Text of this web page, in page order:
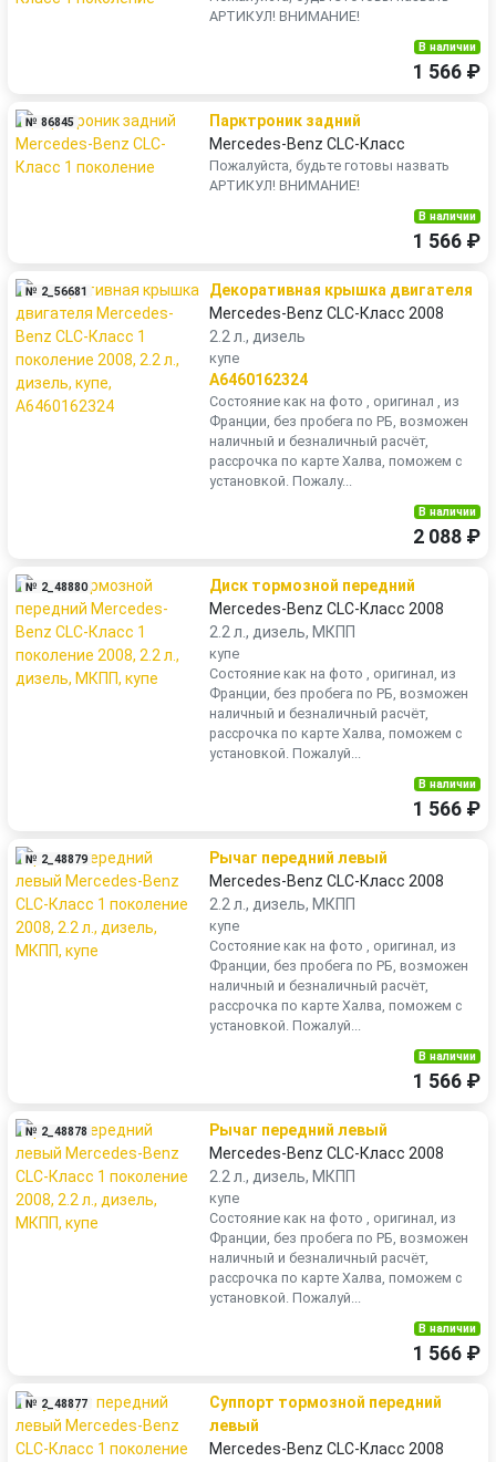
АРТИКУЛ! ВНИМАНИЕ!
В наличии
1 566 ₽
№ 86845
Парктроник задний
Mercedes-Benz CLC-Класс
Пожалуйста, будьте готовы назвать
АРТИКУЛ! ВНИМАНИЕ!
В наличии
1 566 ₽
№ 2_56681
Декоративная крышка двигателя
Mercedes-Benz CLC-Класс 2008
2.2 л., дизель
купе
A6460162324
Состояние как на фото , оригинал , из
Франции, без пробега по РБ, возможен
наличный и безналичный расчёт,
рассрочка по карте Халва, поможем с
установкой. Пожалу...
В наличии
2 088 ₽
№ 2_48880
Диск тормозной передний
Mercedes-Benz CLC-Класс 2008
2.2 л., дизель, МКПП
купе
Состояние как на фото , оригинал, из
Франции, без пробега по РБ, возможен
наличный и безналичный расчёт,
рассрочка по карте Халва, поможем с
установкой. Пожалуй...
В наличии
1 566 ₽
№ 2_48879
Рычаг передний левый
Mercedes-Benz CLC-Класс 2008
2.2 л., дизель, МКПП
купе
Состояние как на фото , оригинал, из
Франции, без пробега по РБ, возможен
наличный и безналичный расчёт,
рассрочка по карте Халва, поможем с
установкой. Пожалуй...
В наличии
1 566 ₽
№ 2_48878
Рычаг передний левый
Mercedes-Benz CLC-Класс 2008
2.2 л., дизель, МКПП
купе
Состояние как на фото , оригинал, из
Франции, без пробега по РБ, возможен
наличный и безналичный расчёт,
рассрочка по карте Халва, поможем с
установкой. Пожалуй...
В наличии
1 566 ₽
№ 2_48877
Суппорт тормозной передний
левый
Mercedes-Benz CLC-Класс 2008